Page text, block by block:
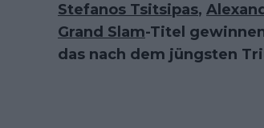
Stefanos Tsitsipas,
Grand Slam-Titel
das nach dem jüngsten